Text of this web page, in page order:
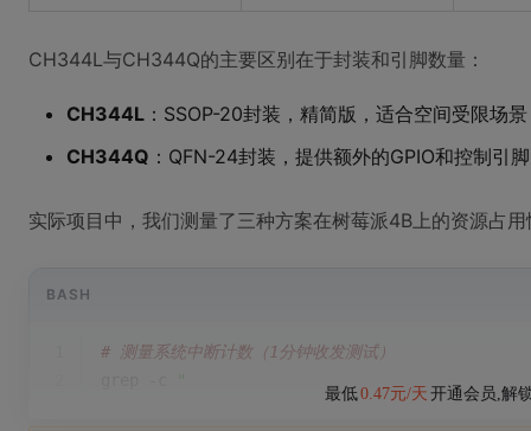
CH344L与CH344Q的主要区别在于封装和引脚数量：
CH344L ：SSOP-20封装，精简版，适合空间受限场景
CH344Q ：QFN-24封装，提供额外的GPIO和控制引脚
实际项目中，我们测量了三种方案在树莓派4B上的资源占
BASH
# 测量系统中断计数（1分钟收发测试）
最低0.47元/天 开通会员,解